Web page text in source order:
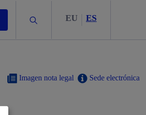
Buscar EU ES
Sede electrónica
Imagen nota legal